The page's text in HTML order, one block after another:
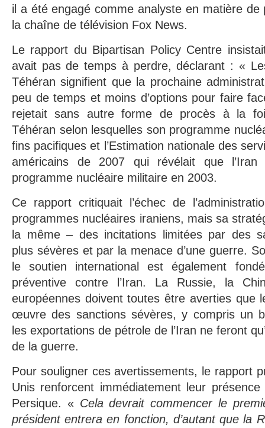
il a été engagé comme analyste en matière de
la chaîne de télévision Fox News.
Le rapport du Bipartisan Policy Centre
avait pas de temps à perdre, déclarant : «
Téhéran signifient que la prochaine
peu de temps et moins d’options pour faire
rejetait sans autre forme de procès à la
Téhéran selon lesquelles son programme
fins pacifiques et l’Estimation nationale des
américains de 2007 qui révélait que
programme nucléaire militaire en 2003.
Ce rapport critiquait l’échec de
programmes nucléaires iraniens, mais sa
la même – des incitations limitées par des
plus sévères et par la menace d’une guerre.
le soutien international est également
préventive contre l’Iran. La Russie, la
européennes doivent toutes être averties que
œuvre des sanctions sévères, y compris un
les exportations de pétrole de l’Iran ne feront
de la guerre.
Pour souligner ces avertissements, le rapport
Unis renforcent immédiatement leur
Persique. « Cela devrait commencer le
président entrera en fonction, d’autant que la